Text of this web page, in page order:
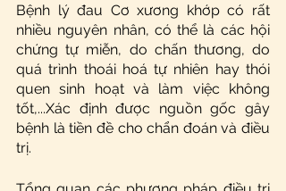
Bệnh lý đau Cơ xương khớp có rất
nhiều nguyên nhân, có thể là các hội
chứng tự miễn, do chấn thương, do
quá trình thoái hoá tự nhiên hay thói
quen sinh hoạt và làm việc không
tốt,...Xác định được nguồn gốc gây
bệnh là tiền đề cho chẩn đoán và điều
trị.